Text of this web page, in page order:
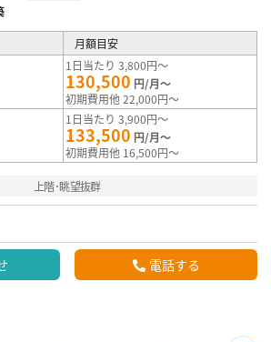
月額目安
1日当たり 3,800円～
130,500 円/月～
初期費用他 22,000円～
1日当たり 3,900円～
133,500 円/月～
初期費用他 16,500円～
上階･眺望抜群
電話する